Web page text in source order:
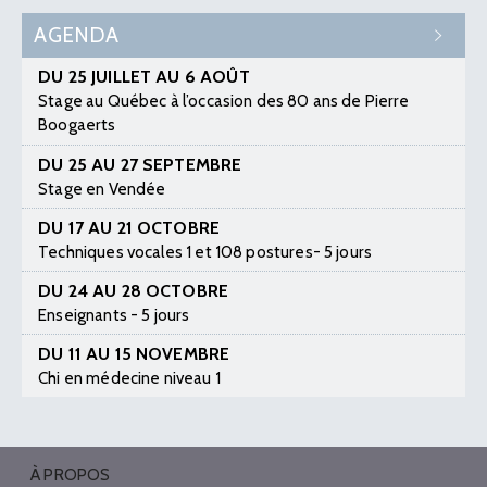
AGENDA
DU 25 JUILLET AU 6 AOÛT
Stage au Québec à l’occasion des 80 ans de Pierre
Boogaerts
DU 25 AU 27 SEPTEMBRE
Stage en Vendée
DU 17 AU 21 OCTOBRE
Techniques vocales 1 et 108 postures- 5 jours
DU 24 AU 28 OCTOBRE
Enseignants - 5 jours
DU 11 AU 15 NOVEMBRE
Chi en médecine niveau 1
À PROPOS